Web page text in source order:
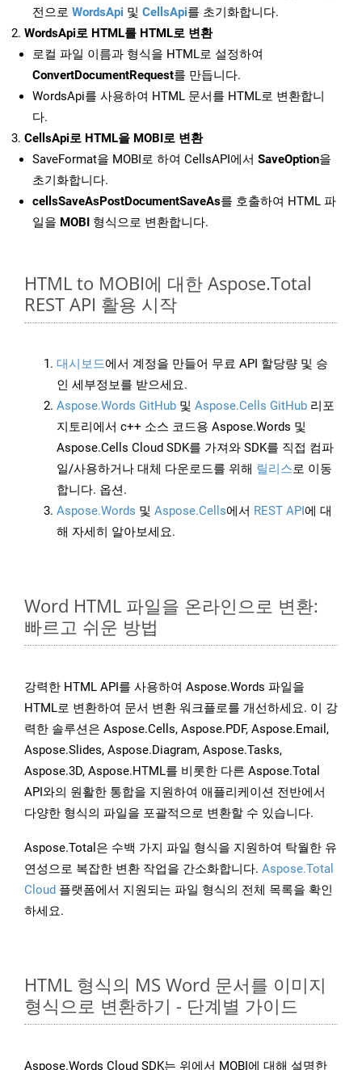
전으로 WordsApi 및 CellsApi를 초기화합니다.
WordsApi로 HTML를 HTML로 변환
로컬 파일 이름과 형식을 HTML로 설정하여
ConvertDocumentRequest를 만듭니다.
WordsApi를 사용하여 HTML 문서를 HTML로 변환합니
다.
CellsApi로 HTML을 MOBI로 변환
SaveFormat을 MOBI로 하여 CellsAPI에서 SaveOption을
초기화합니다.
cellsSaveAsPostDocumentSaveAs를 호출하여 HTML 파
일을 MOBI 형식으로 변환합니다.
HTML to MOBI에 대한 Aspose.Total
REST API 활용 시작
대시보드에서 계정을 만들어 무료 API 할당량 및 승
인 세부정보를 받으세요.
Aspose.Words GitHub 및 Aspose.Cells GitHub 리포
지토리에서 c++ 소스 코드용 Aspose.Words 및
Aspose.Cells Cloud SDK를 가져와 SDK를 직접 컴파
일/사용하거나 대체 다운로드를 위해 릴리스로 이동
합니다. 옵션.
Aspose.Words 및 Aspose.Cells에서 REST API에 대
해 자세히 알아보세요.
Word HTML 파일을 온라인으로 변환:
빠르고 쉬운 방법
강력한 HTML API를 사용하여 Aspose.Words 파일을
HTML로 변환하여 문서 변환 워크플로를 개선하세요. 이 강
력한 솔루션은 Aspose.Cells, Aspose.PDF, Aspose.Email,
Aspose.Slides, Aspose.Diagram, Aspose.Tasks,
Aspose.3D, Aspose.HTML를 비롯한 다른 Aspose.Total
API와의 원활한 통합을 지원하여 애플리케이션 전반에서
다양한 형식의 파일을 포괄적으로 변환할 수 있습니다.
Aspose.Total은 수백 가지 파일 형식을 지원하여 탁월한 유
연성으로 복잡한 변환 작업을 간소화합니다. Aspose.Total
Cloud 플랫폼에서 지원되는 파일 형식의 전체 목록을 확인
하세요.
HTML 형식의 MS Word 문서를 이미지
형식으로 변환하기 - 단계별 가이드
Aspose.Words Cloud SDK는 위에서 MOBI에 대해 설명한